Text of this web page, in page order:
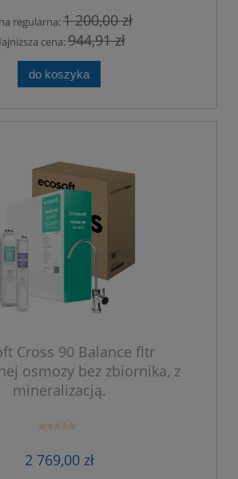
regularna:1 200,00 zł
cena:944,91 zł
do koszyka
Cross 90 Balance fltr
osmozy bez zbiornika, z
mineralizacją.
2 769,00 zł